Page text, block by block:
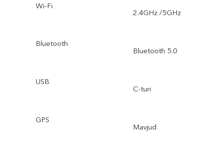
Wi-Fi
2.4GHz /5GHz
Bluetooth
Bluetooth 5.0
USB
C-turi
GPS
Mavjud